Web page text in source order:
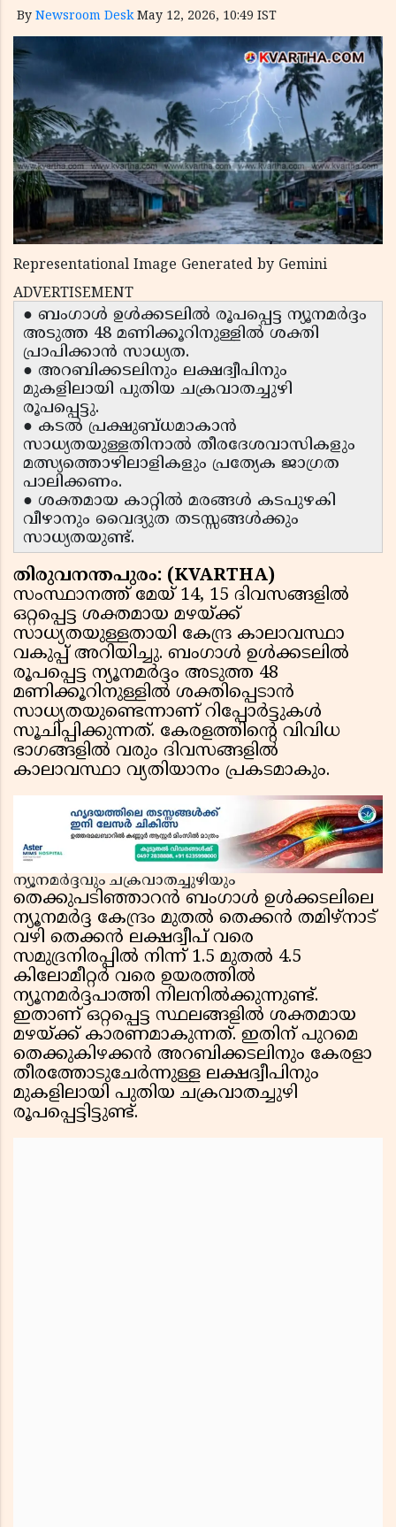
By Newsroom Desk May 12, 2026, 10:49 IST
Representational Image Generated by Gemini
ADVERTISEMENT
● ബംഗാൾ ഉൾക്കടലിൽ രൂപപ്പെട്ട ന്യൂനമർദ്ദം
അടുത്ത 48 മണിക്കൂറിനുള്ളിൽ ശക്തി
പ്രാപിക്കാൻ സാധ്യത.
● അറബിക്കടലിനും ലക്ഷദ്വീപിനും
മുകളിലായി പുതിയ ചക്രവാതച്ചുഴി
രൂപപ്പെട്ടു.
● കടൽ പ്രക്ഷുബ്ധമാകാൻ
സാധ്യതയുള്ളതിനാൽ തീരദേശവാസികളും
മത്സ്യത്തൊഴിലാളികളും പ്രത്യേക ജാഗ്രത
പാലിക്കണം.
● ശക്തമായ കാറ്റിൽ മരങ്ങൾ കടപുഴകി
വീഴാനും വൈദ്യുത തടസ്സങ്ങൾക്കും
സാധ്യതയുണ്ട്.
തിരുവനന്തപുരം: (KVARTHA)
സംസ്ഥാനത്ത് മേയ് 14, 15 ദിവസങ്ങളിൽ
ഒറ്റപ്പെട്ട ശക്തമായ മഴയ്ക്ക്
സാധ്യതയുള്ളതായി കേന്ദ്ര കാലാവസ്ഥാ
വകുപ്പ് അറിയിച്ചു. ബംഗാൾ ഉൾക്കടലിൽ
രൂപപ്പെട്ട ന്യൂനമർദ്ദം അടുത്ത 48
മണിക്കൂറിനുള്ളിൽ ശക്തിപ്പെടാൻ
സാധ്യതയുണ്ടെന്നാണ് റിപ്പോർട്ടുകൾ
സൂചിപ്പിക്കുന്നത്. കേരളത്തിൻ്റെ വിവിധ
ഭാഗങ്ങളിൽ വരും ദിവസങ്ങളിൽ
കാലാവസ്ഥാ വ്യതിയാനം പ്രകടമാകും.
ന്യൂനമർദ്ദവും ചക്രവാതച്ചുഴിയും
തെക്കുപടിഞ്ഞാറൻ ബംഗാൾ ഉൾക്കടലിലെ
ന്യൂനമർദ്ദ കേന്ദ്രം മുതൽ തെക്കൻ തമിഴ്‌നാട്
വഴി തെക്കൻ ലക്ഷദ്വീപ് വരെ
സമുദ്രനിരപ്പിൽ നിന്ന് 1.5 മുതൽ 4.5
കിലോമീറ്റർ വരെ ഉയരത്തിൽ
ന്യൂനമർദ്ദപാത്തി നിലനിൽക്കുന്നുണ്ട്.
ഇതാണ് ഒറ്റപ്പെട്ട സ്ഥലങ്ങളിൽ ശക്തമായ
മഴയ്ക്ക് കാരണമാകുന്നത്. ഇതിന് പുറമെ
തെക്കുകിഴക്കൻ അറബിക്കടലിനും കേരളാ
തീരത്തോടുചേർന്നുള്ള ലക്ഷദ്വീപിനും
മുകളിലായി പുതിയ ചക്രവാതച്ചുഴി
രൂപപ്പെട്ടിട്ടുണ്ട്.